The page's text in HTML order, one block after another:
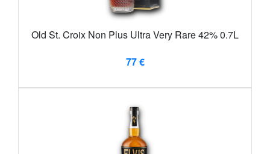
Old St. Croix Non Plus Ultra Very Rare 42% 0.7L
77 €